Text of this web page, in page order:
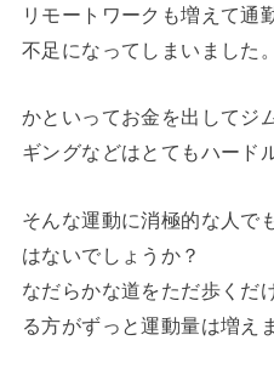
リモートワークも増えて通
不足になってしまいました。
かといってお金を出してジ
ギングなどはとてもハード
そんな運動に消極的な人で
はないでしょうか？
なだらかな道をただ歩くだ
る方がずっと運動量は増え